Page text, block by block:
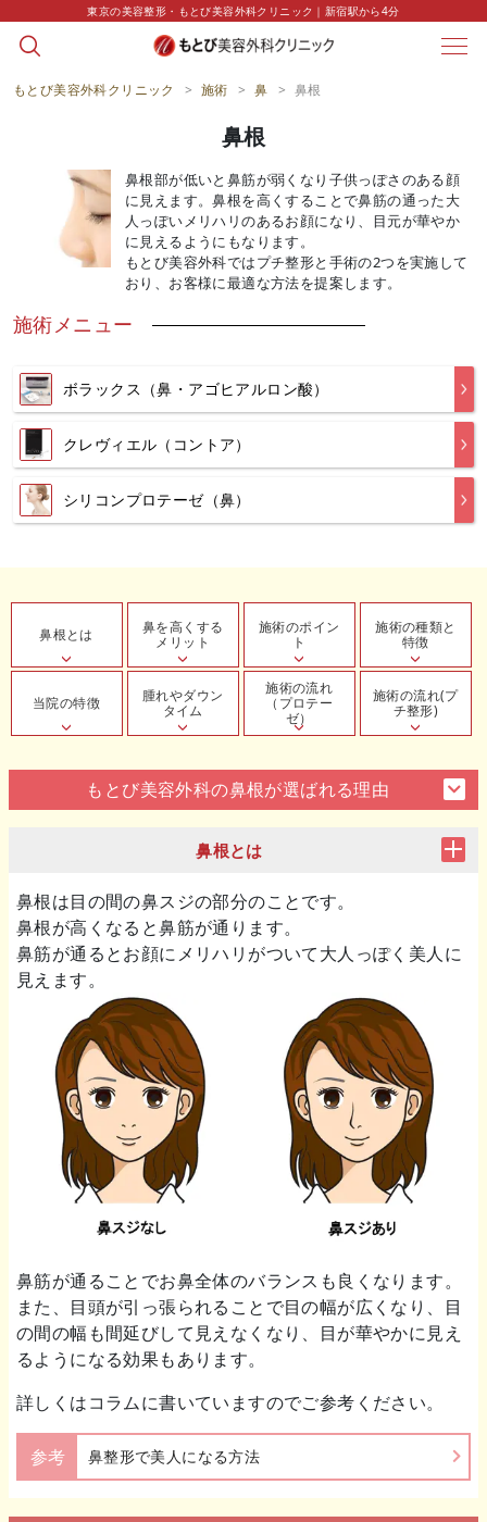
東京の美容整形・もとび美容外科クリニック｜新宿駅から4分
string(0) ""
もとび美容外科クリニック > 施術 > 鼻 > 鼻根
鼻根
鼻根部が低いと鼻筋が弱くなり子供っぽさのある顔
に見えます。鼻根を高くすることで鼻筋の通った大
人っぽいメリハリのあるお顔になり、目元が華やか
に見えるようにもなります。
もとび美容外科ではプチ整形と手術の2つを実施して
おり、お客様に最適な方法を提案します。
施術メニュー
ボラックス（鼻・アゴヒアルロン酸）
クレヴィエル（コントア）
シリコンプロテーゼ（鼻）
鼻根とは
鼻を高くする
メリット
施術のポイン
ト
施術の種類と
特徴
当院の特徴
腫れやダウン
タイム
施術の流れ
（プロテー
ゼ）
施術の流れ(プ
チ整形)
もとび美容外科の鼻根が選ばれる理由
鼻根とは
鼻根は目の間の鼻スジの部分のことです。
鼻根が高くなると鼻筋が通ります。
鼻筋が通るとお顔にメリハリがついて大人っぽく美人に
見えます。
鼻筋が通ることでお鼻全体のバランスも良くなります。
また、目頭が引っ張られることで目の幅が広くなり、目
の間の幅も間延びして見えなくなり、目が華やかに見え
るようになる効果もあります。
詳しくはコラムに書いていますのでご参考ください。
参考 鼻整形で美人になる方法